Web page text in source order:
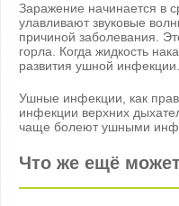
Заражение начинается в
улавливают звуковые
причиной заболевания.
горла. Когда жидкость
развития ушной инфекции.
Ушные инфекции, как
инфекции верхних
чаще болеют ушными
Что же ещё